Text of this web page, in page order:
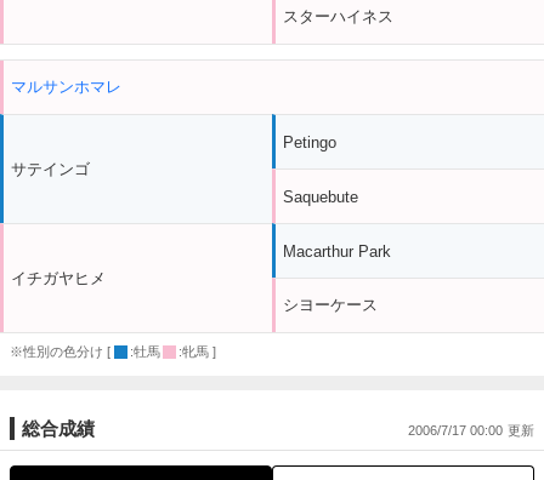
スターハイネス
マルサンホマレ
サテインゴ
イチガヤヒメ
Petingo
Saquebute
Macarthur Park
シヨーケース
※性別の色分け [ :牡馬 :牝馬 ]
総合成績 2006/7/17 00:00